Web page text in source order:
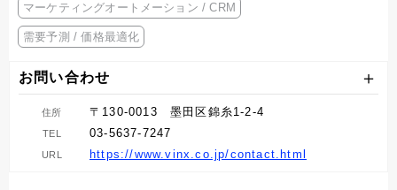
マーケティングオートメーション / CRM
需要予測 / 価格最適化
お問い合わせ
住所 〒130-0013 墨田区錦糸1-2-4
TEL 03-5637-7247
URL https://www.vinx.co.jp/contact.html